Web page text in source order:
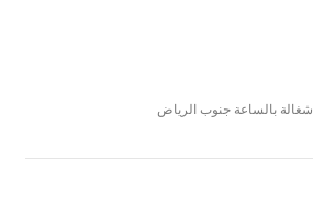
شغالة بالساعة جنوب الرياض